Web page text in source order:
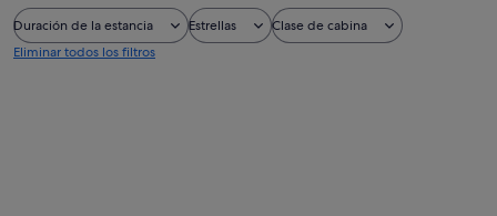
Duración de la estancia Estrellas
Clase de cabina
Eliminar todos los filtros